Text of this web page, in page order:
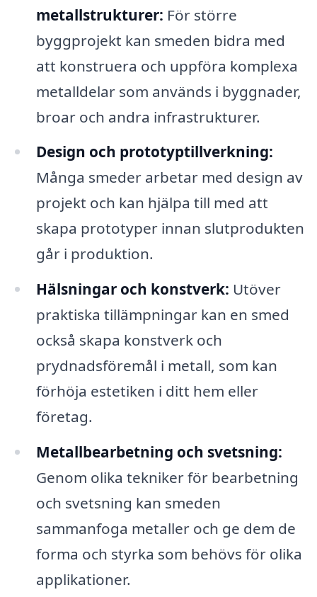
metallstrukturer: För större
byggprojekt kan smeden bidra med
att konstruera och uppföra komplexa
metalldelar som används i byggnader,
broar och andra infrastrukturer.
Design och prototyptillverkning:
Många smeder arbetar med design av
projekt och kan hjälpa till med att
skapa prototyper innan slutprodukten
går i produktion.
Hälsningar och konstverk: Utöver
praktiska tillämpningar kan en smed
också skapa konstverk och
prydnadsföremål i metall, som kan
förhöja estetiken i ditt hem eller
företag.
Metallbearbetning och svetsning:
Genom olika tekniker för bearbetning
och svetsning kan smeden
sammanfoga metaller och ge dem de
forma och styrka som behövs för olika
applikationer.